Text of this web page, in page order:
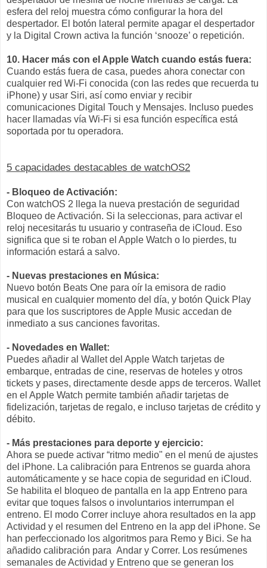
esfera del reloj muestra cómo configurar la hora del
despertador. El botón lateral permite apagar el despertador
y la Digital Crown activa la función ‘snooze’ o repetición.
10. Hacer más con el Apple Watch cuando estás fuera:
Cuando estás fuera de casa, puedes ahora conectar con
cualquier red Wi-Fi conocida (con las redes que recuerda tu
iPhone) y usar Siri, así como enviar y recibir
comunicaciones Digital Touch y Mensajes. Incluso puedes
hacer llamadas vía Wi-Fi si esa función específica está
soportada por tu operadora.
5 capacidades destacables de watchOS2
- Bloqueo de Activación:
Con watchOS 2 llega la nueva prestación de seguridad
Bloqueo de Activación. Si la seleccionas, para activar el
reloj necesitarás tu usuario y contraseña de iCloud. Eso
significa que si te roban el Apple Watch o lo pierdes, tu
información estará a salvo.
- Nuevas prestaciones en Música:
Nuevo botón Beats One para oír la emisora de radio
musical en cualquier momento del día, y botón Quick Play
para que los suscriptores de Apple Music accedan de
inmediato a sus canciones favoritas.
- Novedades en Wallet:
Puedes añadir al Wallet del Apple Watch tarjetas de
embarque, entradas de cine, reservas de hoteles y otros
tickets y pases, directamente desde apps de terceros. Wallet
en el Apple Watch permite también añadir tarjetas de
fidelización, tarjetas de regalo, e incluso tarjetas de crédito y
débito.
- Más prestaciones para deporte y ejercicio:
Ahora se puede activar “ritmo medio" en el menú de ajustes
del iPhone. La calibración para Entrenos se guarda ahora
automáticamente y se hace copia de seguridad en iCloud.
Se habilita el bloqueo de pantalla en la app Entreno para
evitar que toques falsos o involuntarios interrumpan el
entreno. El modo Correr incluye ahora resultados en la app
Actividad y el resumen del Entreno en la app del iPhone. Se
han perfeccionado los algoritmos para Remo y Bici. Se ha
añadido calibración para Andar y Correr. Los resúmenes
semanales de Actividad y Entreno que se generan los